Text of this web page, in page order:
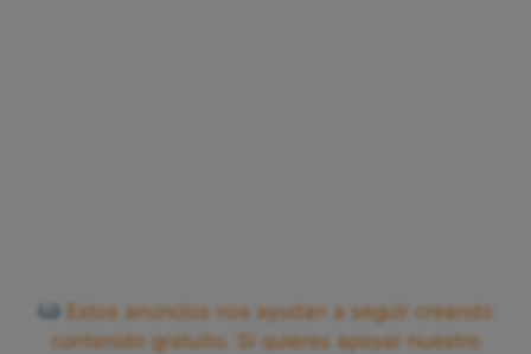
Estos anuncios nos ayudan a seguir creando
contenido gratuito. Si quieres apoyar nuestro